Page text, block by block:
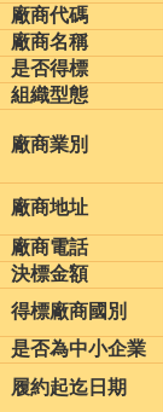
廠商代碼
廠商名稱
是否得標
組織型態
廠商業別
廠商地址
廠商電話
決標金額
得標廠商國別
是否為中小企業
履約起迄日期